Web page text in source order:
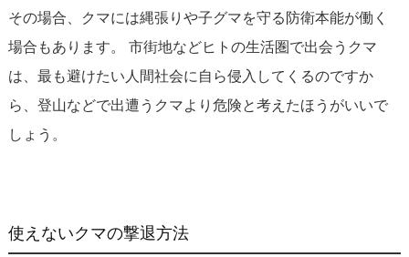
その場合、クマには縄張りや子グマを守る防衛本能が働く
場合もあります。 市街地などヒトの生活圏で出会うクマ
は、最も避けたい人間社会に自ら侵入してくるのですか
ら、登山などで出遭うクマより危険と考えたほうがいいで
しょう。
使えないクマの撃退方法